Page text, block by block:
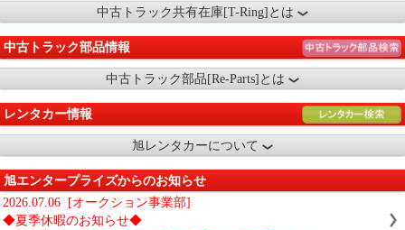
中古トラック共有在庫[T-Ring]とは
中古トラック部品情報
中古トラック部品[Re-Parts]とは
レンタカー情報
旭レンタカーについて
旭エンタープライズからのお知らせ
2026.07.06 [オークション事業部]
◆夏季休暇のお知らせ◆